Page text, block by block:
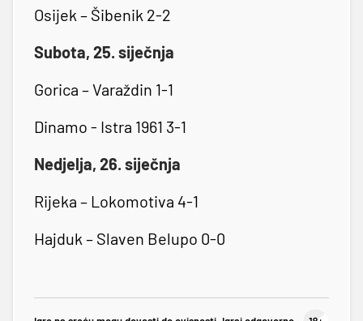
Osijek – Šibenik 2-2
Subota, 25. siječnja
Gorica – Varaždin 1-1
Dinamo - Istra 1961 3-1
Nedjelja, 26. siječnja
Rijeka – Lokomotiva 4-1
Hajduk – Slaven Belupo 0-0